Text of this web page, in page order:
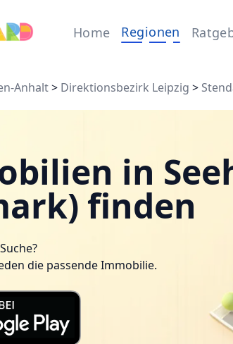
Home Regionen
Anhalt> Direktionsbezirk Leipzig >
in
finden
die passende Immobilie.